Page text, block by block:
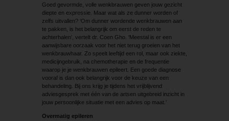
Goed gevormde, volle wenkbrauwen geven jouw gezicht
diepte en expressie. Maar wat als ze dunner worden of
zelfs uitvallen? ‘Om dunner wordende wenkbrauwen aan
te pakken, is het belangrijk om eerst de reden te
achterhalen’, vertelt dr. Coen Gho. ‘Meestal is er een
aanwijsbare oorzaak voor het niet terug groeien van het
wenkbrauwhaar. Zo speelt leeftijd een rol, maar ook ziekte,
medicijngebruik, na chemotherapie en de frequentie
waarop je je wenkbrauwen epileert. Een goede diagnose
vooraf is dan ook belangrijk voor de keuze van een
behandeling. Bij ons krijg je tijdens het vrijblijvend
adviesgesprek met één van de artsen uitgebreid inzicht in
jouw persoonlijke situatie met een advies op maat.’
Overmatig epileren